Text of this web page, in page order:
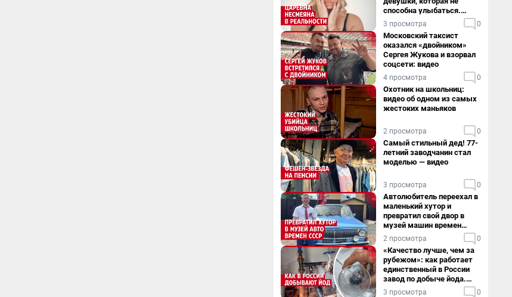
способна улыбаться.
Видео
3 просмотра 0
Московский таксист
оказался «двойником»
Сергея Жукова и взорвал
соцсети: видео
4 просмотра 0
Охотник на школьниц:
видео об одном из самых
жестоких маньяков
2 просмотра 0
Самый стильный дед! 77-
летний заводчанин стал
моделью — видео
3 просмотра 0
Автолюбитель переехал в
маленький хутор и
превратил свой двор в
музей машин времен
СССР. Видео
2 просмотра 0
«Качество лучше, чем за
рубежом»: как работает
единственный в России
завод по добыче йода.
Видео
3 просмотра 0